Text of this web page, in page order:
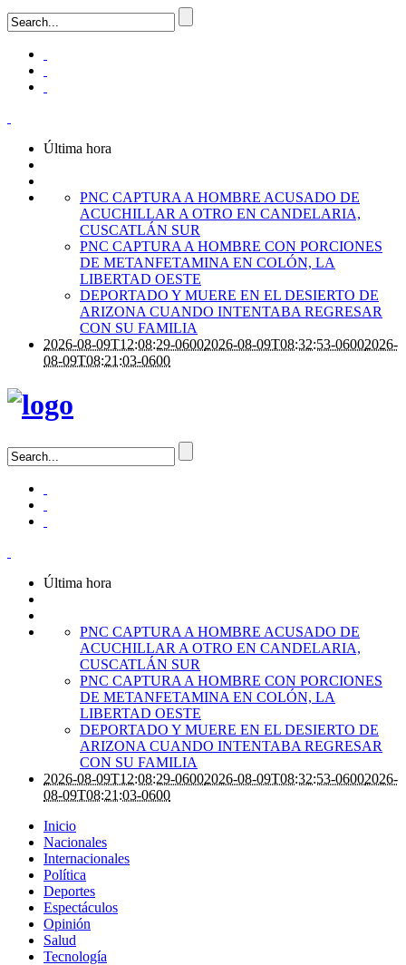
Última hora
PNC CAPTURA A HOMBRE ACUSADO DE
ACUCHILLAR A OTRO EN CANDELARIA,
CUSCATLÁN SUR
PNC CAPTURA A HOMBRE CON PORCIONES
DE METANFETAMINA EN COLÓN, LA
LIBERTAD OESTE
DEPORTADO Y MUERE EN EL DESIERTO DE
ARIZONA CUANDO INTENTABA REGRESAR
CON SU FAMILIA
2026-08-09T12:08:29-06002026-08-09T08:32:53-06002026-
08-09T08:21:03-0600
Última hora
PNC CAPTURA A HOMBRE ACUSADO DE
ACUCHILLAR A OTRO EN CANDELARIA,
CUSCATLÁN SUR
PNC CAPTURA A HOMBRE CON PORCIONES
DE METANFETAMINA EN COLÓN, LA
LIBERTAD OESTE
DEPORTADO Y MUERE EN EL DESIERTO DE
ARIZONA CUANDO INTENTABA REGRESAR
CON SU FAMILIA
2026-08-09T12:08:29-06002026-08-09T08:32:53-06002026-
08-09T08:21:03-0600
Inicio
Nacionales
Internacionales
Política
Deportes
Espectáculos
Opinión
Salud
Tecnología